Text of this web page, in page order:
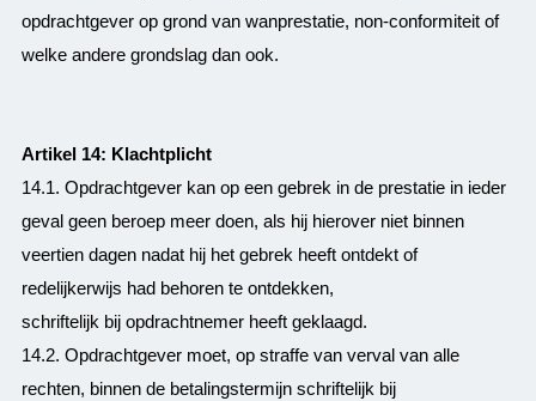
opdrachtgever op grond van wanprestatie, non-conformiteit of
welke andere grondslag dan ook.
Artikel 14: Klachtplicht
14.1. Opdrachtgever kan op een gebrek in de prestatie in ieder
geval geen beroep meer doen, als hij hierover niet binnen
veertien dagen nadat hij het gebrek heeft ontdekt of
redelijkerwijs had behoren te ontdekken,
schriftelijk bij opdrachtnemer heeft geklaagd.
14.2. Opdrachtgever moet, op straffe van verval van alle
rechten, binnen de betalingstermijn schriftelijk bij